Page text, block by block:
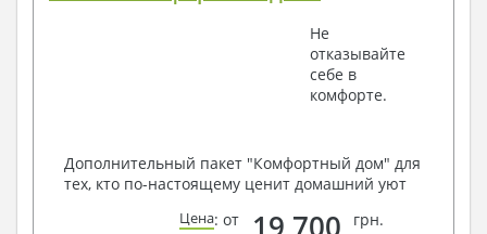
Не
отказывайте
себе в
комфорте.
Дополнительный пакет "Комфортный дом" для
тех, кто по-настоящему ценит домашний уют
Цена: от грн.